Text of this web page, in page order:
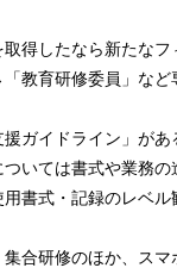
得したなら新たなフ
教育研修委員」など
ガイドライン」があ
いては書式や業務
書式・記録のレベ
合研修のほか、ス